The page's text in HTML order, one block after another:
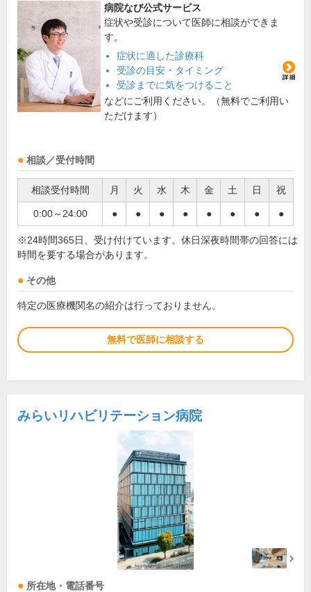
病院なび公式サービス
症状や受診について医師に相談ができま
す。
症状に適した診療科
受診の目安・タイミング
受診までに気をつけること
などにご利用ください。（無料でご利用い
ただけます）
相談／受付時間
相談受付時間 月 火 水 木 金 土 日 祝
0:00～24:00 ● ● ● ● ● ● ● ●
※24時間365日、受け付けています。休日深夜時間帯の回答には
時間を要する場合があります。
その他
特定の医療機関名の紹介は行っておりません。
無料で医師に相談する
みらいリハビリテーション病院
所在地・電話番号